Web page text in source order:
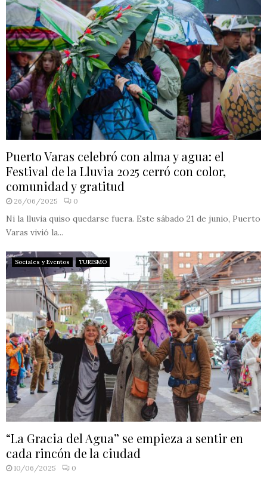
Puerto Varas celebró con alma y agua: el
Festival de la Lluvia 2025 cerró con color,
comunidad y gratitud
26/06/2025 0
Ni la lluvia quiso quedarse fuera. Este sábado 21 de junio, Puerto
Varas vivió la...
Sociales y Eventos TURISMO
“La Gracia del Agua” se empieza a sentir en
cada rincón de la ciudad
10/06/2025 0